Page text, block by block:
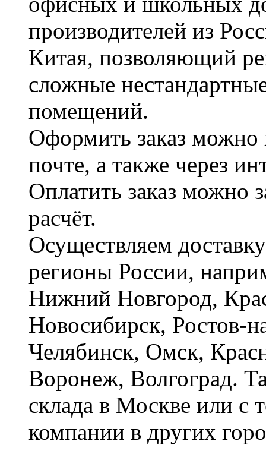
производителей из
Китая, позволяющий
сложные
помещений.
Оформить заказ можно
почте, а также через
Оплатить заказ можно
расчёт.
Осуществляем
регионы России,
Нижний Новгород,
Новосибирск, Ростов-
Челябинск, Омск,
Воронеж, Волгоград.
склада в Москве или с
компании в других